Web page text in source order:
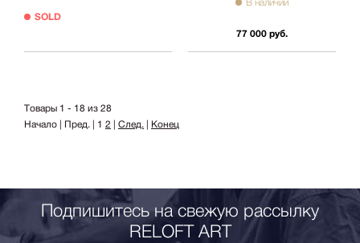
SOLD
В наличии
77 000 руб.
Товары 1 - 18 из 28
Начало | Пред. | 1 2 След. Конец
Подпишитесь на свежую рассылку
RELOFT ART